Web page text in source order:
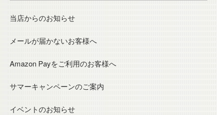
当店からのお知らせ
メールが届かないお客様へ
Amazon Payをご利用のお客様へ
サマーキャンペーンのご案内
イベントのお知らせ